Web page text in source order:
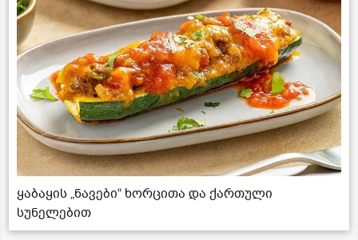
ყაბაყის „ნავები“ ხორცითა და ქართული
სუნელებით